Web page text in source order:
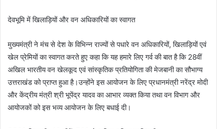
देवभूमि में खिलाड़ियों और वन अधिकारियों का स्वागत
मुख्यमंत्री ने मंच से देश के विभिन्न राज्यों से पधारे वन अधिकारियों, खिलाड़ियों एवं
खेल प्रेमियों का स्वागत करते हुए कहा कि यह हमारे लिए गर्व की बात है कि 28वीं
अखिल भारतीय वन खेलकूद एवं सांस्कृतिक प्रतियोगिता की मेजबानी का सौभाग्य
उत्तराखंड को प्राप्त हुआ है।उन्होंने इस आयोजन के लिए प्रधानमंत्री नरेंद्र मोदी
और केंद्रीय मंत्री श्री भूपेंद्र यादव का आभार व्यक्त किया तथा वन विभाग और
आयोजकों को इस भव्य आयोजन के लिए बधाई दी।